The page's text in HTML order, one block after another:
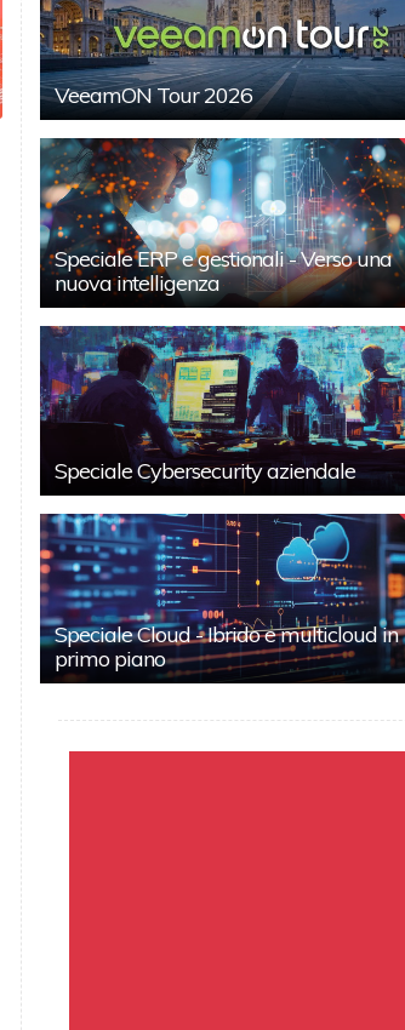
VeeamON Tour 2026
Speciale ERP e gestionali - Verso una
nuova intelligenza
Speciale Cybersecurity aziendale
Speciale Cloud - Ibrido e multicloud in
primo piano